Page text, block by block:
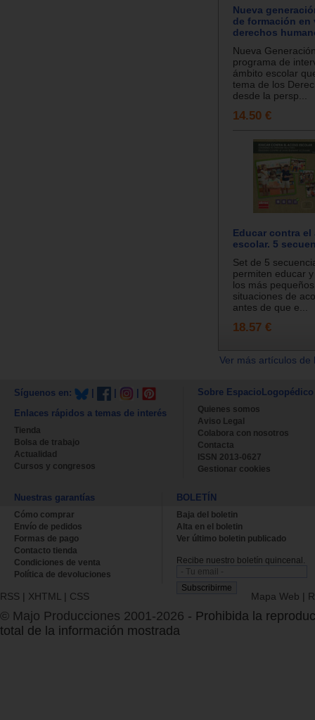
Nueva
de formación en
derechos
Nueva
programa de
ámbito escolar
tema de los
desde la persp...
14.50 €
Educar contra el
escolar. 5
Set de 5
permiten educar
los más
situaciones de
antes de que e...
18.57 €
Ver más artículos
Síguenos en:
Enlaces rápidos a temas de interés
Tienda
Bolsa de trabajo
Actualidad
Cursos y congresos
Sobre EspacioLogopédico
Quienes somos
Aviso Legal
Colabora con nosotros
Contacta
ISSN 2013-0627
Gestionar cookies
Nuestras garantías
Cómo comprar
Envío de pedidos
Formas de pago
Contacto tienda
Condiciones de venta
Política de devoluciones
BOLETÍN
Baja del boletin
Alta en el boletin
Ver último boletin publicado
Recibe nuestro boletín quincenal.
RSS | XHTML | CSS Mapa Web |
© Majo Producciones 2001-2026 - Prohibida la
total de la información mostrada